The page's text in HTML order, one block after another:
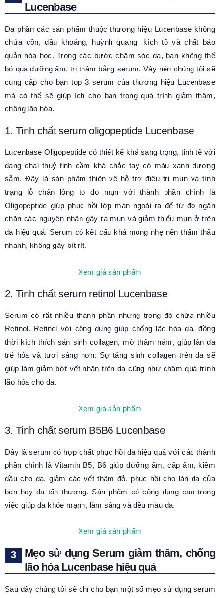
Lucenbase
Đa phần các sản phẩm thuộc thương hiệu Lucenbase không
chứa cồn, dầu khoáng, huỳnh quang, kích tố và chất bảo
quản hóa học. Trong các bước chăm sóc da, bạn không thể
bỏ qua dưỡng ẩm, trị thâm bằng serum. Vậy nên chúng tôi sẽ
cung cấp cho bạn top 3 serum của thương hiệu Lucenbase
mà có thể sẽ giúp ích cho bạn trong quá trình giảm thâm,
chống lão hóa.
1. Tinh chất serum oligopeptide Lucenbase
Lucenbase Oligopeptide có thiết kế khá sang trọng, tinh tế với
dạng chai thuỷ tinh cầm khá chắc tay có màu xanh dương
sẫm. Đây là sản phẩm thiên về hỗ trợ điều trị mụn và tình
trạng lỗ chân lông to do mụn với thành phần chính là
Oligopeptide giúp phục hồi lớp màn ngoài ra để từ đó ngăn
chặn các nguyên nhân gây ra mụn và giảm thiểu mụn ở trên
da hiệu quả. Serum có kết cấu khá mỏng nhẹ nên thẩm thấu
nhanh, không gây bít rít.
Xem giá sản phẩm
2. Tinh chất serum retinol Lucenbase
Serum có rất nhiều thành phần nhưng trong đó chứa nhiều
Retinol. Retinol với công dụng giúp chống lão hóa da, đồng
thời kích thích sản sinh collagen, mờ thâm nám, giúp làn da
trẻ hóa và tươi sáng hơn. Sự tăng sinh collagen trên da sẽ
giúp làm giảm bớt vết nhăn trên da cũng như châm quá trình
lão hóa cho da.
Xem giá sản phẩm
3. Tinh chất serum B5B6 Lucenbase
Đây là serum có hợp chất phục hồi da hiệu quả với các thành
phần chính là Vitamin B5, B6 giúp dưỡng ẩm, cấp ẩm, kiềm
dầu cho da, giảm các vết thâm đỏ, phục hồi cho làn da của
bạn hay da tổn thương. Sản phẩm có công dụng cao trong
việc giúp da khỏe mạnh, làm sáng và đều màu da.
Xem giá sản phẩm
Mẹo sử dụng Serum giảm thâm, chống
lão hóa Lucenbase hiệu quả
Sau đây chúng tôi sẽ chỉ cho bạn một số mẹo sử dụng serum